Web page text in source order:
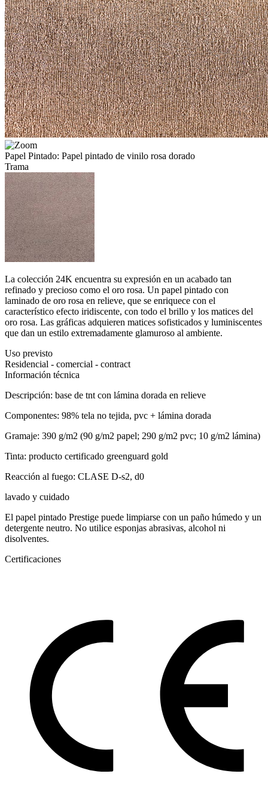
Papel Pintado: Papel pintado de vinilo rosa dorado
Trama
La colección 24K encuentra su expresión en un acabado tan
refinado y precioso como el oro rosa. Un papel pintado con
laminado de oro rosa en relieve, que se enriquece con el
característico efecto iridiscente, con todo el brillo y los matices del
oro rosa. Las gráficas adquieren matices sofisticados y luminiscentes
que dan un estilo extremadamente glamuroso al ambiente.
Uso previsto
Residencial - comercial - contract
Información técnica
Descripción: base de tnt con lámina dorada en relieve
Componentes: 98% tela no tejida, pvc + lámina dorada
Gramaje: 390 g/m2 (90 g/m2 papel; 290 g/m2 pvc; 10 g/m2 lámina)
Tinta: producto certificado greenguard gold
Reacción al fuego: CLASE D-s2, d0
lavado y cuidado
El papel pintado Prestige puede limpiarse con un paño húmedo y un
detergente neutro. No utilice esponjas abrasivas, alcohol ni
disolventes.
Certificaciones